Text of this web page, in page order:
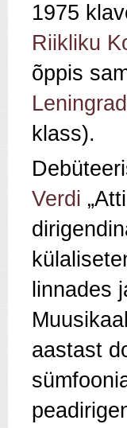
1975
Riikliku
õppis
klass).
Verdi
linnades
aastast